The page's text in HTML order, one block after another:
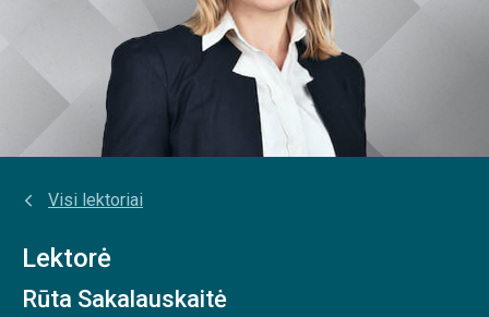
Visi lektoriai
Lektorė
Rūta Sakalauskaitė